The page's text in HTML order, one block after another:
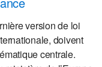
version de loi
doivent
centrale.